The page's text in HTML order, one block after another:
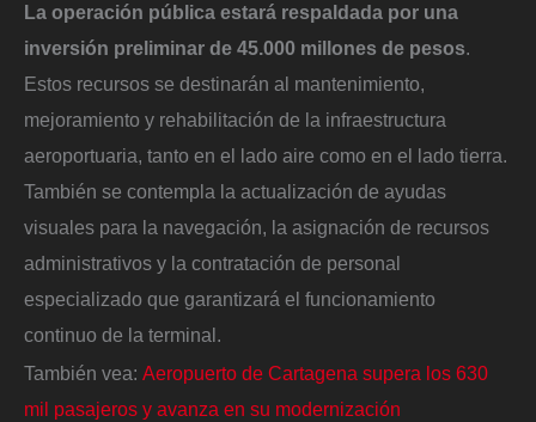
La operación pública estará respaldada por una
inversión preliminar de 45.000 millones de pesos.
Estos recursos se destinarán al mantenimiento,
mejoramiento y rehabilitación de la infraestructura
aeroportuaria, tanto en el lado aire como en el lado tierra.
También se contempla la actualización de ayudas
visuales para la navegación, la asignación de recursos
administrativos y la contratación de personal
especializado que garantizará el funcionamiento
continuo de la terminal.
También vea: Aeropuerto de Cartagena supera los 630
mil pasajeros y avanza en su modernización